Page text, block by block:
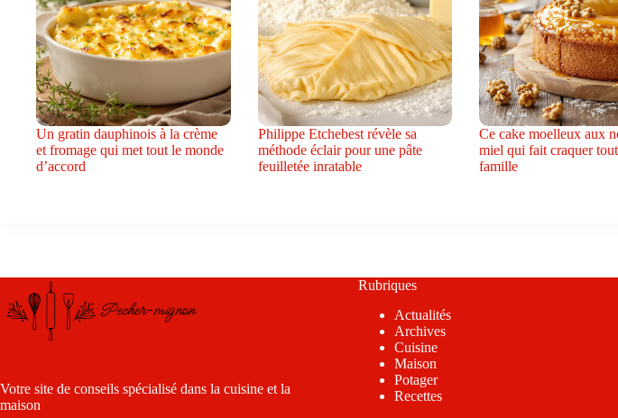
Un gratin dauphinois à la crème
et fromage qui met tout le monde
d’accord
Philippe Etchebest révèle sa
méthode éclair pour une pâte
feuilletée inratable
Ce cake moelleux aux
miel qui fait craquer
famille
Votre site de conseils spécialisé dans la cuisine et la
maison
Rubriques
Actualités
Archives
Cuisine
Maison
Potager
Recettes